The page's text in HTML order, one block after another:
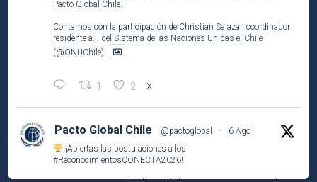
Pacto Global Chile.
Contamos con la participación de Christian Salazar, coordinador
residente a.i. del Sistema de las Naciones Unidas el Chile
(@ONUChile).
1 2 X
Pacto Global Chile @pactoglobal ·
6 Ago
¡Abiertas las postulaciones a los
#ReconocimientosCONECTA2026!